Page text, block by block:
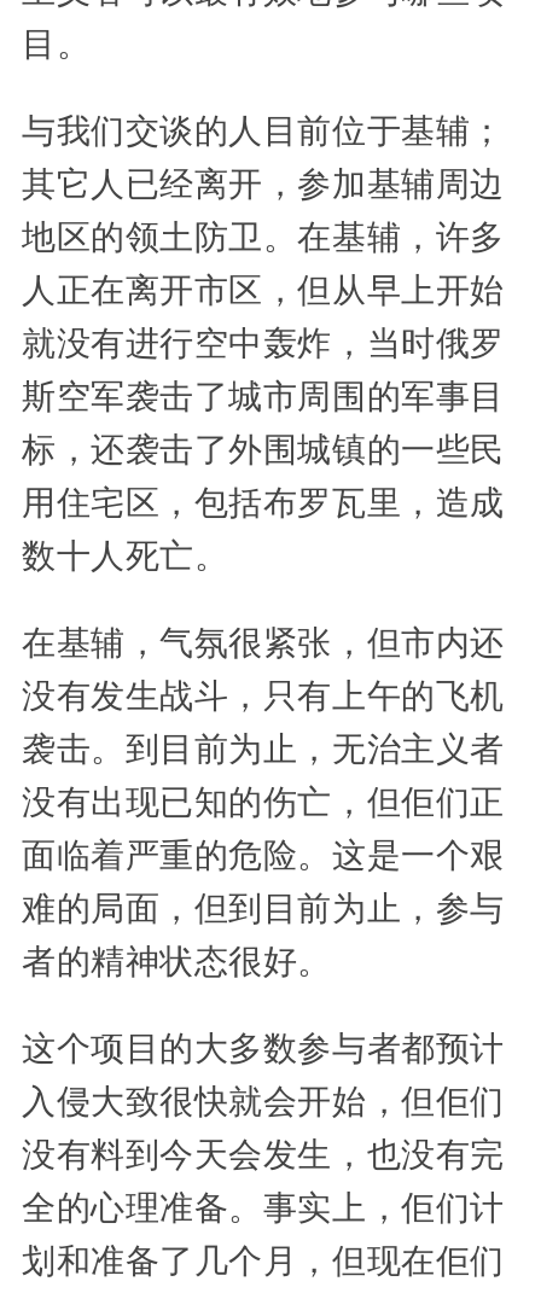
目。
与我们交谈的人目前位于基辅；
其它人已经离开，参加基辅周边
地区的领土防卫。在基辅，许多
人正在离开市区，但从早上开始
就没有进行空中轰炸，当时俄罗
斯空军袭击了城市周围的军事目
标，还袭击了外围城镇的一些民
用住宅区，包括布罗瓦里，造成
数十人死亡。
在基辅，气氛很紧张，但市内还
没有发生战斗，只有上午的飞机
袭击。到目前为止，无治主义者
没有出现已知的伤亡，但佢们正
面临着严重的危险。这是一个艰
难的局面，但到目前为止，参与
者的精神状态很好。
这个项目的大多数参与者都预计
入侵大致很快就会开始，但佢们
没有料到今天会发生，也没有完
全的心理准备。事实上，佢们计
划和准备了几个月，但现在佢们